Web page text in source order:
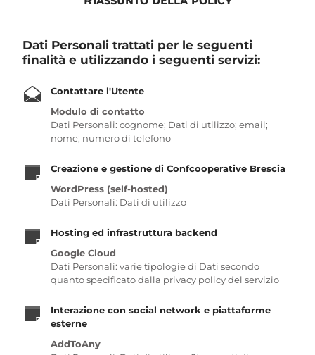
Dati Personali trattati per le seguenti
finalità e utilizzando i seguenti servizi:
Contattare l'Utente
Modulo di contatto
Dati Personali: cognome; Dati di utilizzo; email;
nome; numero di telefono
Creazione e gestione di Confcooperative Brescia
WordPress (self-hosted)
Dati Personali: Dati di utilizzo
Hosting ed infrastruttura backend
Google Cloud
Dati Personali: varie tipologie di Dati secondo
quanto specificato dalla privacy policy del servizio
Interazione con social network e piattaforme
esterne
AddToAny